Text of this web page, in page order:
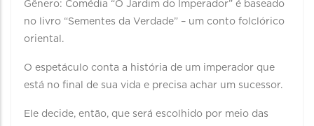
Gênero: Comédia “O Jardim do Imperador” é baseado
no livro “Sementes da Verdade” – um conto folclórico
oriental.
O espetáculo conta a história de um imperador que
está no final de sua vida e precisa achar um sucessor.
Ele decide, então, que será escolhido por meio das